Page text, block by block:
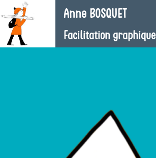
Anne BOSQUET
Facilitation graphique